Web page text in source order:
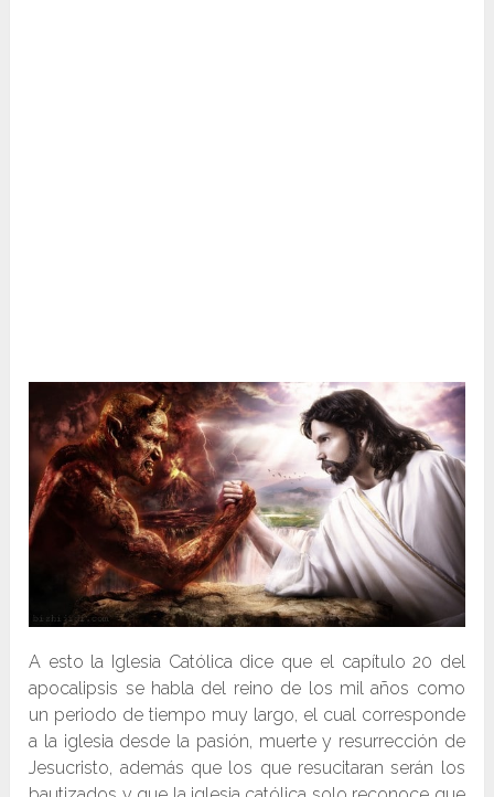
A esto la Iglesia Católica dice que el capítulo 20 del
apocalipsis se habla del reino de los mil años como
un periodo de tiempo muy largo, el cual corresponde
a la iglesia desde la pasión, muerte y resurrección de
Jesucristo, además que los que resucitaran serán los